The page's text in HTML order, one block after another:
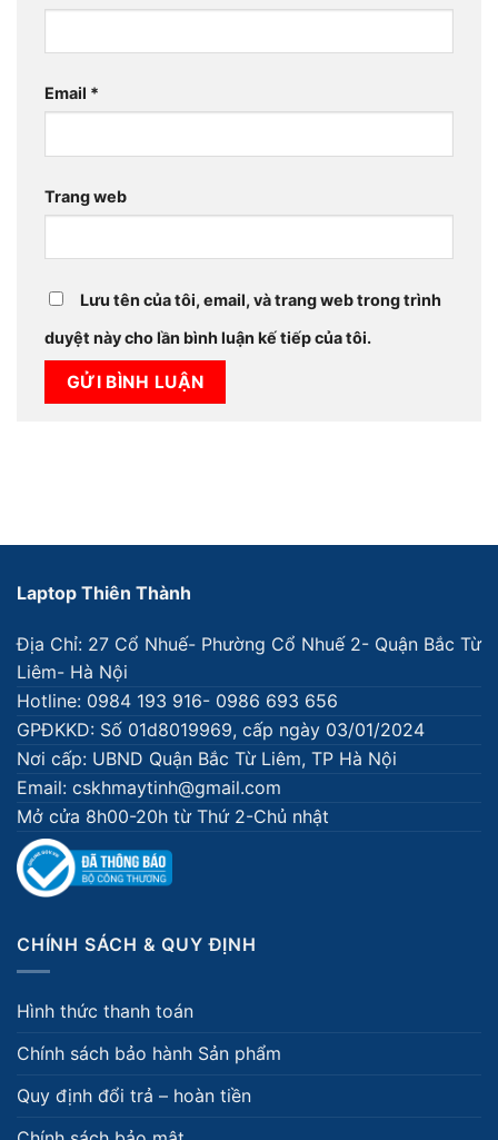
Email *
Trang web
Lưu tên của tôi, email, và trang web trong trình
duyệt này cho lần bình luận kế tiếp của tôi.
Laptop Thiên Thành
Địa Chỉ: 27 Cổ Nhuế- Phường Cổ Nhuế 2- Quận Bắc Từ
Liêm- Hà Nội
Hotline: 0984 193 916- 0986 693 656
GPĐKKD: Số 01d8019969, cấp ngày 03/01/2024
Nơi cấp: UBND Quận Bắc Từ Liêm, TP Hà Nội
Email: cskhmaytinh@gmail.com
Mở cửa 8h00-20h từ Thứ 2-Chủ nhật
CHÍNH SÁCH & QUY ĐỊNH
Hình thức thanh toán
Chính sách bảo hành Sản phẩm
Quy định đổi trả – hoàn tiền